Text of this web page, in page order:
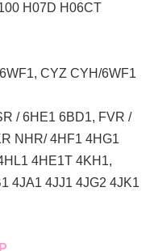
H07D H06CT
CYZ CYH/6WF1
/ 6HE1 6BD1, FVR /
NHR/ 4HF1 4HG1
4HE1T 4KH1,
4JA1 4JJ1 4JG2 4JK1